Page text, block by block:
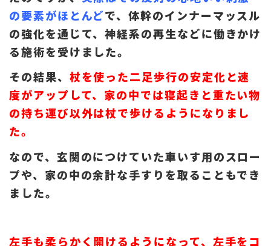
の要素がほとんどで、体幹のインナーマッスル
の強化を通じて、神経系の再生などに働きかけ
る施術を受けました。
その結果、 杖を使った二足歩行の安定化と速
度がアップして、家の中では寝起きと重たい物
の持ち運び以外は杖で歩けるようになりまし
た。
なので、玄関のにつけていた車いす用のスロー
プや、家の中の余計な手すりを取ることもでき
ました。
左手も柔らかく開けるようになって、左手をコ